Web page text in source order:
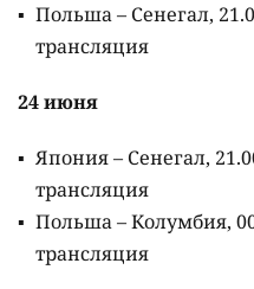
Польша – Сенегал,
трансляция
24 июня
Япония – Сенегал,
трансляция
Польша – Колумбия,
трансляция